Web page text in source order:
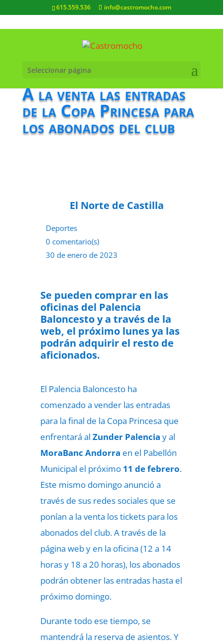
615.559.536 info@castromocho.com
Seleccionar página
A la venta las entradas
de la Copa Princesa para
los abonados del club
El Norte de Castilla
Deportes
0 comentario(s)
30 de enero de 2023
Se pueden comprar en las
oficinas del Palencia
Baloncesto y a través de la
web, el próximo lunes ya las
podrán adquirir el resto de
aficionados.
El Palencia Baloncesto ha
comenzado a vender las entradas
para la final de la Copa Princesa que
enfrentará al Zunder Palencia y al
MoraBanc Andorra en el Pabellón
Municipal el próximo 11 de febrero.
Este mismo domingo anunció a
través de sus redes sociales que se
ponían a la venta los tickets para los
abonados del club. A través de la
página web y en la oficina (12 a 14
horas y 18 a 20 horas), los abonados
podrán obtener las entradas hasta el
próximo domingo.
Durante todo ese tiempo, se
mantendrá la reserva de asientos. Y